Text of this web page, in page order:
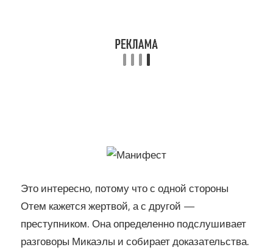
Это интересно, потому что с одной стороны
Отем кажется жертвой, а с другой —
преступником. Она определенно подслушивает
разговоры Микаэлы и собирает доказательства.